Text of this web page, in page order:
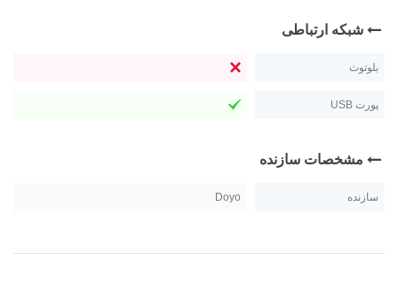
شبکه ارتباطی
بلوتوث
پورت USB
مشخصات سازنده
سازنده Doyo